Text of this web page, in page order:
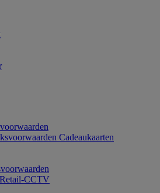
Cadeaukaarten
CCTV